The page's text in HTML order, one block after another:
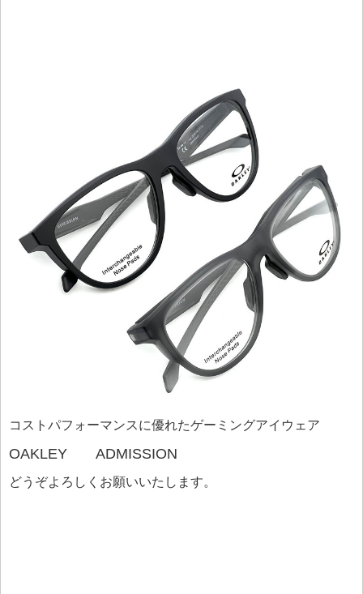
コストパフォーマンスに優れたゲーミングアイウェア
OAKLEY ADMISSION
どうぞよろしくお願いいたします。